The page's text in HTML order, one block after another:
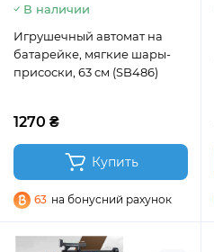
В наличии
Игрушечный автомат на
батарейке, мягкие шары-
присоски, 63 см (SB486)
1270 ₴
Купить
63 на бонусний рахунок